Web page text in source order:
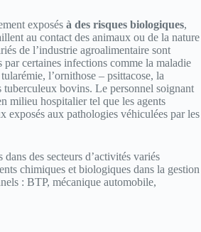
exposés à des risques biologiques,
au contact des animaux ou de la nature
de l’industrie agroalimentaire sont
par certaines infections comme la maladie
l’ornithose – psittacose, la
tuberculeux bovins. Le personnel soignant
milieu hospitalier tel que les agents
exposés aux pathologies véhiculées par les
des secteurs d’activités variés
chimiques et biologiques dans la gestion
: BTP, mécanique automobile,